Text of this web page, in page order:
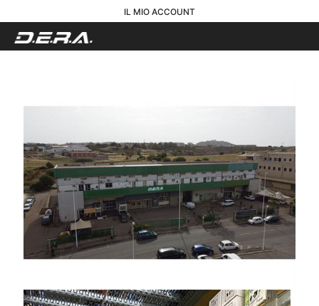
IL MIO ACCOUNT